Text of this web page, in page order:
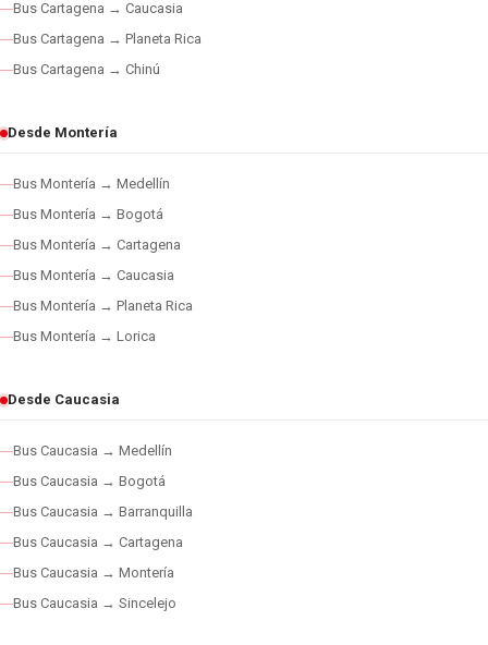
Bus Cartagena → Caucasia
Bus Cartagena → Planeta Rica
Bus Cartagena → Chinú
Desde Montería
Bus Montería → Medellín
Bus Montería → Bogotá
Bus Montería → Cartagena
Bus Montería → Caucasia
Bus Montería → Planeta Rica
Bus Montería → Lorica
Desde Caucasia
Bus Caucasia → Medellín
Bus Caucasia → Bogotá
Bus Caucasia → Barranquilla
Bus Caucasia → Cartagena
Bus Caucasia → Montería
Bus Caucasia → Sincelejo